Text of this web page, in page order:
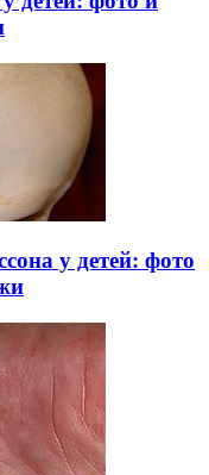
у детей: фото